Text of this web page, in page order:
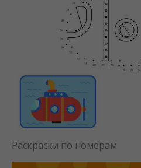
Раскраски по номерам